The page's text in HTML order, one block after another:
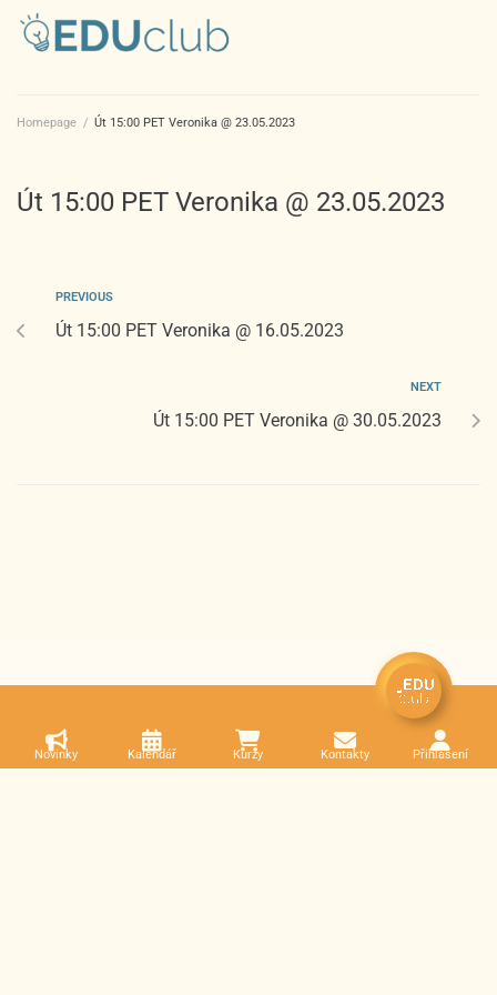
Homepage / Út 15:00 PET Veronika @ 23.05.2023
Út 15:00 PET Veronika @ 23.05.2023
PREVIOUS
Út 15:00 PET Veronika @ 16.05.2023
NEXT
Út 15:00 PET Veronika @ 30.05.2023
Novinky Kalendář Kurzy Kontakty Přihlášení